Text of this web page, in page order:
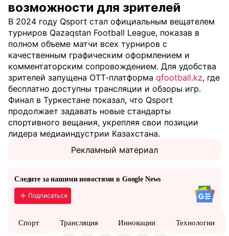
возможности для зрителей
В 2024 году Qsport стал официальным вещателем
турниров Qazaqstan Football League, показав в
полном объеме матчи всех турниров с
качественным графическим оформлением и
комментаторским сопровождением. Для удобства
зрителей запущена ОТТ-платформа qfootball.kz, где
бесплатно доступны трансляции и обзоры игр.
Финал в Туркестане показал, что Qsport
продолжает задавать новые стандарты
спортивного вещания, укрепляя свои позиции
лидера медиаиндустрии Казахстана.
Рекламный материал
Следите за нашими новостями в Google News
Подписаться
Спорт Трансляция Инновации Технологии